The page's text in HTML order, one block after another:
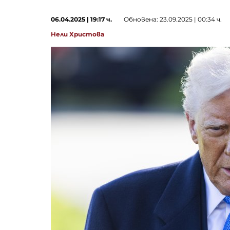
06.04.2025 | 19:17 ч.
Обновена: 23.09.2025 | 00:34 ч.
Нели Христова